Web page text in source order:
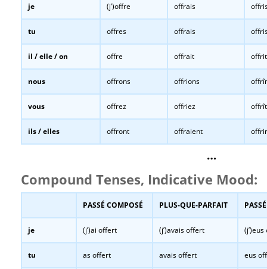
je (j’)offre offrais
tu offres offrais
il / elle / on offre offrait offrit
nous offrons offrions
vous offrez offriez
ils / elles offront offraient
…
Compound Tenses, Indicative Mood:
PASSÉ COMPOSÉ PLUS-QUE-PARFAIT
je (j’)ai offert (j’)avais offert
tu as offert avais offert eus